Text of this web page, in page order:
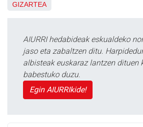
GIZARTEA
AIURRI hedabideak eskualdeko
jaso eta zabaltzen ditu.
albisteak euskaraz lantzen dituen
babestuko duzu.
Egin AIURRIkide!